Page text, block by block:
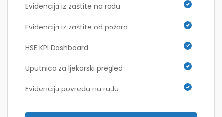
Evidencija iz zaštite na radu
Evidencija iz zaštite od požara
HSE KPI Dashboard
Uputnica za ljekarski pregled
Evidencija povreda na radu